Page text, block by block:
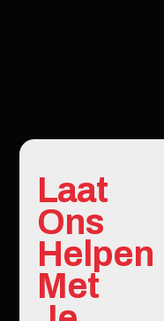
Laat
Ons
Helpen
Met